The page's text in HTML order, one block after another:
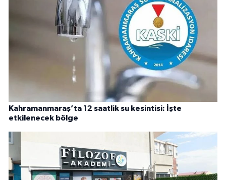
Kahramanmaraş’ta 12 saatlik su kesintisi: İşte
etkilenecek bölge